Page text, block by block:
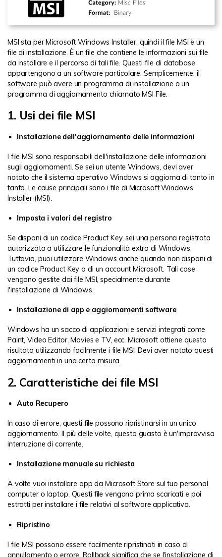
MSI sta per Microsoft Windows Installer, quindi il file MSI è un
file di installazione. È un file che contiene le informazioni sui file
da installare e il percorso di tali file. Questi file di database
appartengono a un software particolare. Semplicemente, il
software può avere un programma di installazione o un
programma di aggiornamento chiamato MSI File.
1. Usi dei file MSI
Installazione dell'aggiornamento delle informazioni
I file MSI sono responsabili dell'installazione delle informazioni
sugli aggiornamenti. Se sei un utente Windows, devi aver
notato che il sistema operativo Windows si aggiorna di tanto in
tanto. Le cause principali sono i file di Microsoft Windows
Installer (MSI).
Imposta i valori del registro
Se disponi di un codice Product Key, sei una persona registrata
autorizzata a utilizzare le funzionalità extra di Windows.
Tuttavia, puoi utilizzare Windows anche quando non disponi di
un codice Product Key o di un account Microsoft. Tali cose
vengono gestite dai file MSI, specialmente durante
l'installazione di Windows.
Installazione di app e aggiornamenti software
Windows ha un sacco di applicazioni e servizi integrati come
Paint, Video Editor, Movies e TV, ecc. Microsoft ottiene questo
risultato utilizzando facilmente i file MSI. Devi aver notato questi
aggiornamenti in una certa misura.
2. Caratteristiche dei file MSI
Auto Recupero
In caso di errore, questi file possono ripristinarsi in un unico
aggiornamento. Il più delle volte, questo guasto è un'improvvisa
interruzione di corrente.
Installazione manuale su richiesta
A volte vuoi installare app da Microsoft Store sul tuo personal
computer o laptop. Questi file vengono prima scaricati e poi
estratti per installare i file relativi al software applicativo.
Ripristino
I file MSI possono essere facilmente ripristinati in caso di
annullamento o errore. Rollback significa che se l'installazione di